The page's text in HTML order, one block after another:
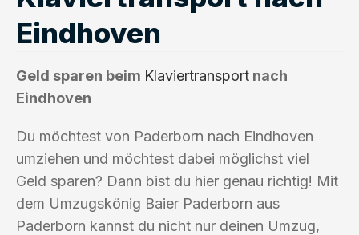
Eindhoven
Geld sparen beim Klaviertransport nach
Eindhoven
Du möchtest von Paderborn nach Eindhoven
umziehen und möchtest dabei möglichst viel
Geld sparen? Dann bist du hier genau richtig! Mit
dem Umzugskönig Baier Paderborn aus
Paderborn kannst du nicht nur deinen Umzug,